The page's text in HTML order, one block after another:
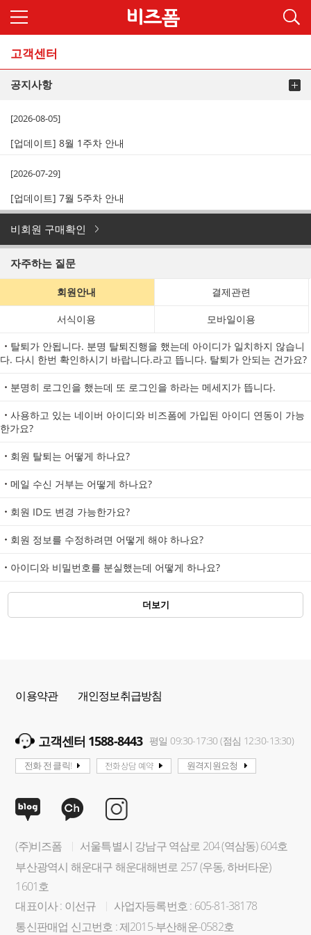
고객센터
공지사항
[2026-08-05]
[업데이트] 8월 1주차 안내
[2026-07-29]
[업데이트] 7월 5주차 안내
비회원 구매확인
자주하는 질문
회원안내 결제관련
서식이용 모바일이용
탈퇴가 안됩니다. 분명 탈퇴진행을 했는데 아이디가 일치하지 않습니
다. 다시 한번 확인하시기 바랍니다.라고 뜹니다. 탈퇴가 안되는 건가요?
분명히 로그인을 했는데 또 로그인을 하라는 메세지가 뜹니다.
사용하고 있는 네이버 아이디와 비즈폼에 가입된 아이디 연동이 가능
한가요?
회원 탈퇴는 어떻게 하나요?
메일 수신 거부는 어떻게 하나요?
회원 ID도 변경 가능한가요?
회원 정보를 수정하려면 어떻게 해야 하나요?
아이디와 비밀번호를 분실했는데 어떻게 하나요?
더보기
이용약관 개인정보취급방침
고객센터 1588-8443 평일 09:30-17:30 (점심 12:30-13:30)
전화 전 클릭! 전화상담 예약 원격지원요청
(주)비즈폼
서울특별시 강남구 역삼로 204 (역삼동) 604호
부산광역시 해운대구 해운대해변로 257 (우동, 하버타운)
1601호
대표이사 : 이선규
사업자등록번호 : 605-81-38178
통신판매업 신고번호 : 제2015-부산해운-0582호